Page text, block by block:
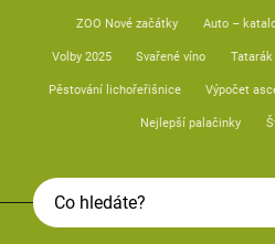
ZOO Nové začátky Auto –
Volby 2025 Svařené víno
Pěstování lichořeřišnice Výpočet
Nejlepší palačinky